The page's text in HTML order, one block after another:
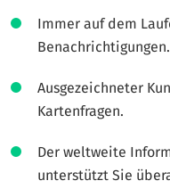
Immer auf dem
Benachrichtigungen.
Ausgezeichneter
Kartenfragen.
Der weltweite
unterstützt Sie